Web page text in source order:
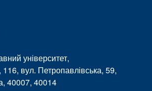
університет,
116, вул. Петропавлівська, 59,
40007, 40014